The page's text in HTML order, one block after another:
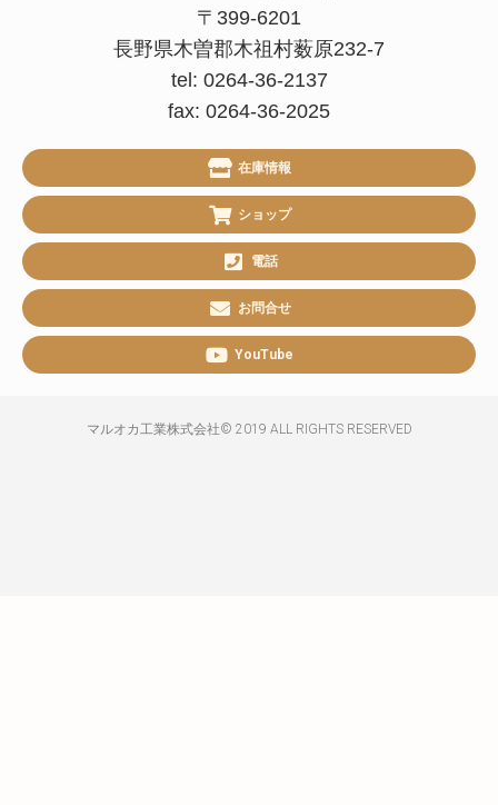
〒399-6201
長野県木曽郡木祖村薮原232-7
tel: 0264-36-2137
fax: 0264-36-2025
在庫情報
ショップ
電話
お問合せ
YouTube
マルオカ工業株式会社© 2019 ALL RIGHTS RESERVED​